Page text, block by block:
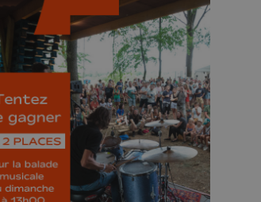
🎁 Gagnez 5x2
places pour le
Bucolique Ferrières
Festival 🌿🎶
Concours valable jusqu'au 9 août,
23h59.